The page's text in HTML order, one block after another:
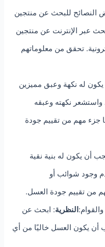
النصائح للبحث عن منتجين
عبر الإنترنت عن منتجين
تحقق من معلوماتهم
يكون له نكهة وعبق مميزين
نكهته وعبقه
جزء مهم من تقييم جودة
أن يكون له بنية نقية
وجود شوائب أو
من تقييم جودة العسل.
النظرية: ابحث عن
يكون العسل خاليًا من أي